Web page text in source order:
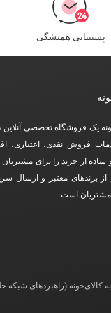
پشتیبانی همیشگی
یک فروشگاه تخصصی آنلاین
فروش نقدی، اعتباری،
از خرید را برای مشتریان
از برندهای معتبر و ارسال
است.
کالای‌خونه (راهبردهای شبکه